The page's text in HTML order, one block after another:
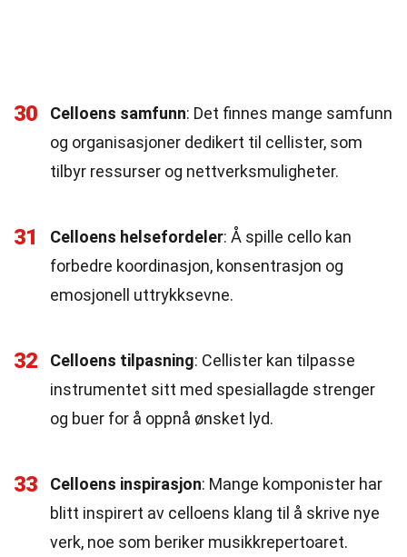
30 Celloens samfunn: Det finnes mange samfunn
og organisasjoner dedikert til cellister, som
tilbyr ressurser og nettverksmuligheter.
31 Celloens helsefordeler: Å spille cello kan
forbedre koordinasjon, konsentrasjon og
emosjonell uttrykksevne.
32 Celloens tilpasning: Cellister kan tilpasse
instrumentet sitt med spesiallagde strenger
og buer for å oppnå ønsket lyd.
33 Celloens inspirasjon: Mange komponister har
blitt inspirert av celloens klang til å skrive nye
verk, noe som beriker musikkrepertoaret.